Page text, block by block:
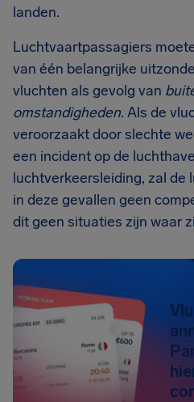
landen.
Luchtvaartpassagiers
van één belangrijke
vluchten als gevolg van
omstandigheden. Als de
veroorzaakt door slechte
een incident op de
luchtverkeersleiding, zal
in deze gevallen geen
dit geen situaties zijn waar